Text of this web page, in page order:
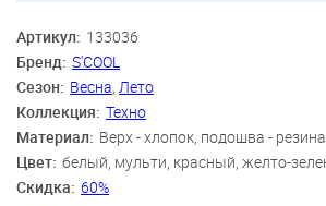
Артикул: 133036
Бренд: S'COOL
Сезон: Весна Лето
Коллекция: Техно
Материал: Верх - хлопок, подошва - резина
Цвет: белый, мульти, красный, желто-
Скидка: 60%